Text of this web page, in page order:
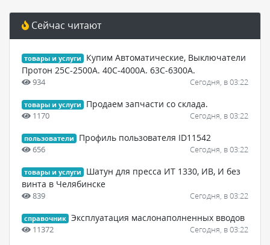
Сейчас читают
товары и услуги
Купим Автоматические, Выключатели
Протон 25С-2500А. 40С-4000А. 63С-6300А.
934 Сегодня, в 03:22
товары и услуги Продаем запчасти со склада.
1170 Сегодня, в 03:22
пользователи Профиль пользователя ID11542
656 Сегодня, в 03:22
товары и услуги
Шатун для пресса ИТ 1330, ИВ, И без
винта в Челябинске
839 Сегодня, в 03:22
справочник Эксплуатация маслонаполненных вводов
11372 Сегодня, в 03:22